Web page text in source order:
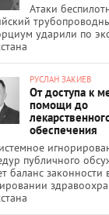
Атаки
ударили по
РУСЛАН ЗАКИЕВ
От доступа к
помощи до
обеспечения
публичного
баланс законности